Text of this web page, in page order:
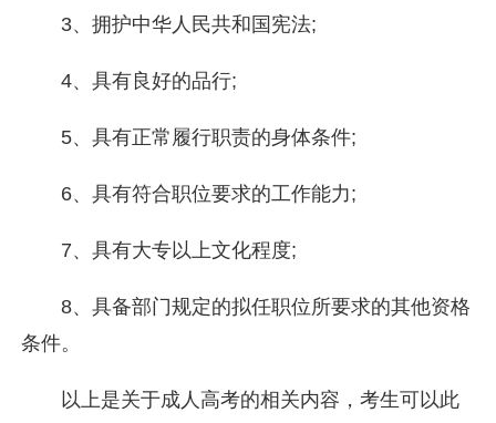
3、拥护中华人民共和国宪法;
4、具有良好的品行;
5、具有正常履行职责的身体条件;
6、具有符合职位要求的工作能力;
7、具有大专以上文化程度;
8、具备部门规定的拟任职位所要求的其他资格
条件。
以上是关于成人高考的相关内容，考生可以此